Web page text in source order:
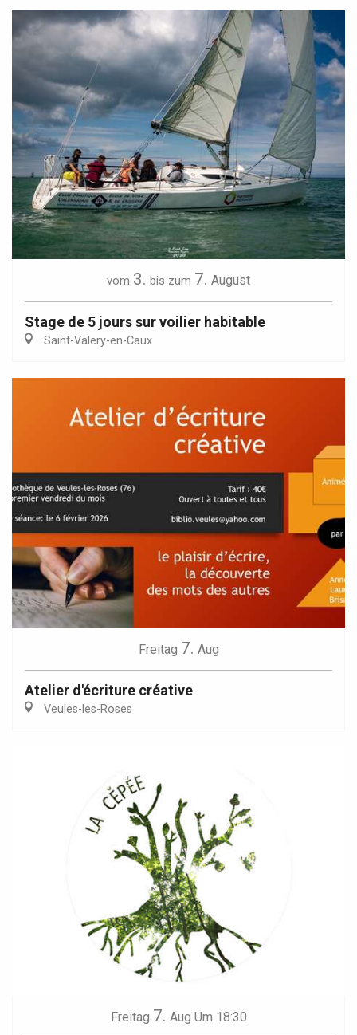
vom 3. bis zum 7. August
Stage de 5 jours sur voilier habitable
Saint-Valery-en-Caux
Freitag 7. Aug
Atelier d'écriture créative
Veules-les-Roses
Freitag 7. Aug Um 18:30